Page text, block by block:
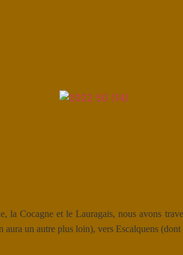
la Cocagne et le Lauragais, nous avons
un autre plus loin), vers Escalquens